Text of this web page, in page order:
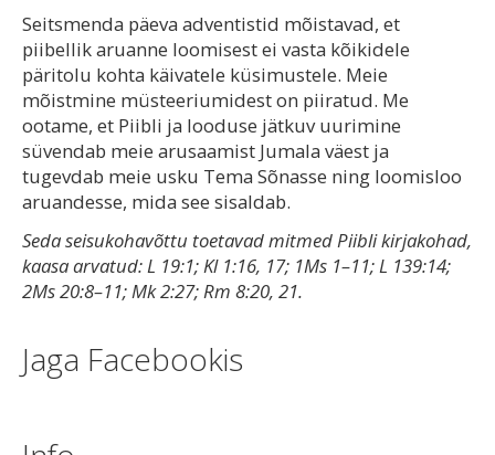
Seitsmenda päeva adventistid mõistavad, et
piibellik aruanne loomisest ei vasta kõikidele
päritolu kohta käivatele küsimustele. Meie
mõistmine müsteeriumidest on piiratud. Me
ootame, et Piibli ja looduse jätkuv uurimine
süvendab meie arusaamist Jumala väest ja
tugevdab meie usku Tema Sõnasse ning loomisloo
aruandesse, mida see sisaldab.
Seda seisukohavõttu toetavad mitmed Piibli kirjakohad,
kaasa arvatud: L 19:1; Kl 1:16, 17; 1Ms 1–11; L 139:14;
2Ms 20:8–11; Mk 2:27; Rm 8:20, 21.
Jaga Facebookis